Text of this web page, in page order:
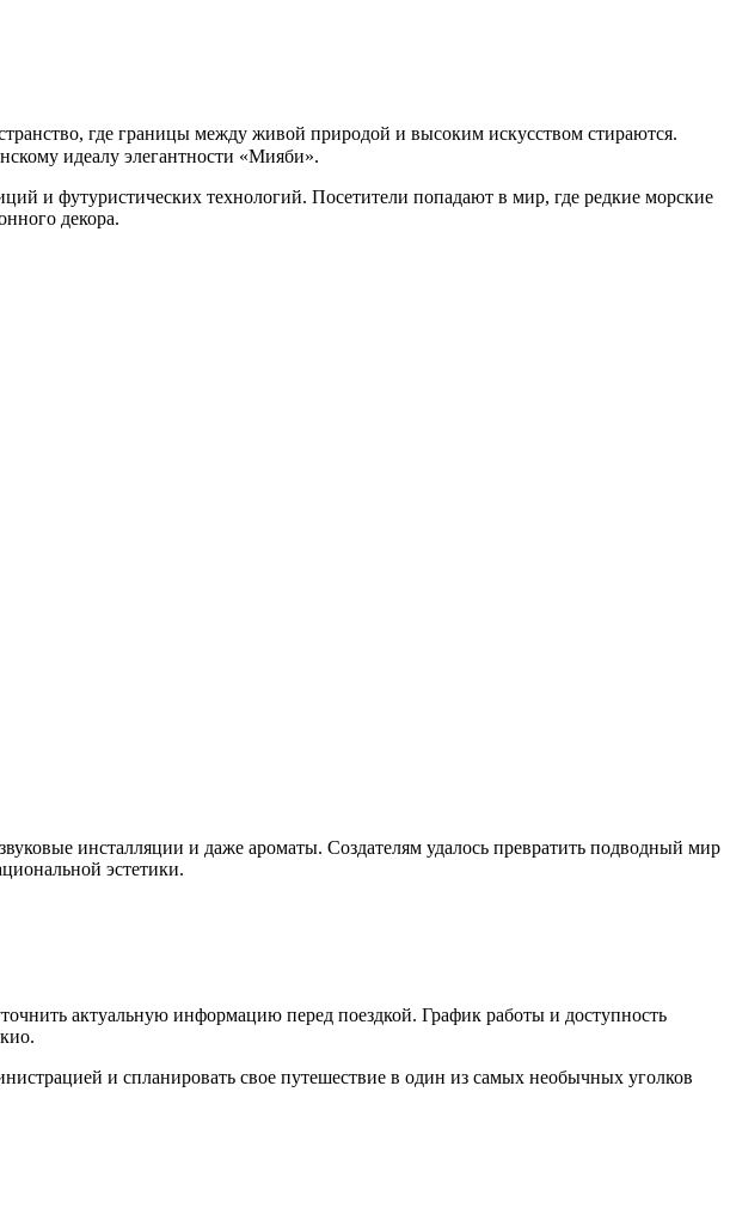
где границы между живой природой и высоким искусством стираются.
идеалу элегантности «Мияби».
и футуристических технологий. Посетители попадают в мир, где редкие морские
декора.
инсталляции и даже ароматы. Создателям удалось превратить подводный мир
эстетики.
актуальную информацию перед поездкой. График работы и доступность
.
и спланировать свое путешествие в один из самых необычных уголков